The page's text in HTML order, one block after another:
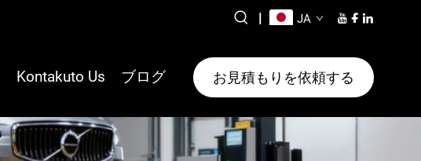
| JA
Kontakuto Us ブログ お見積もりを依頼する